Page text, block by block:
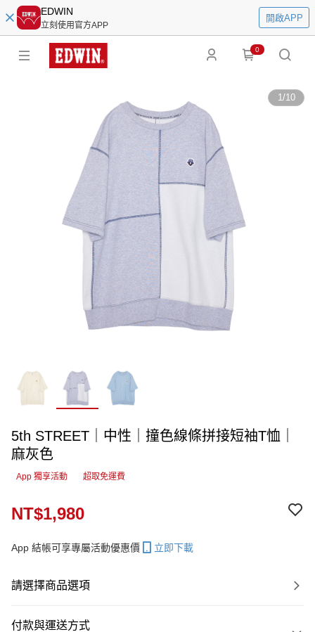
EDWIN
立刻使用官方APP
開啟APP
0
1/10
5th STREET｜中性｜撞色線條拼接短袖T恤｜
麻灰色
App 獨享活動 超取免運費
NT$1,980
App 結帳可享專屬活動優惠價 立即下載
請選擇商品選項
付款與運送方式